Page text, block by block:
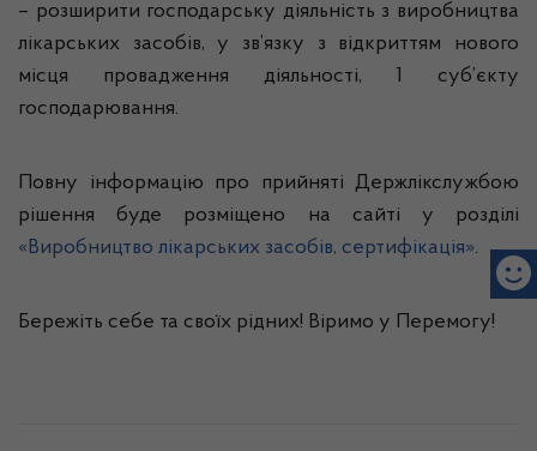
– розширити господарську діяльність з виробництва
лікарських засобів, у зв’язку з відкриттям нового
місця провадження діяльності, 1 суб’єкту
господарювання.
Повну інформацію про прийняті Держлікслужбою
рішення буде розміщено на сайті у розділі
«Виробництво лікарських засобів, сертифікація».
Бережіть себе та своїх рідних! Віримо у Перемогу!